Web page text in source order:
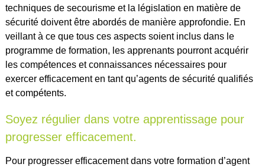
techniques de secourisme et la législation en matière de
sécurité doivent être abordés de manière approfondie. En
veillant à ce que tous ces aspects soient inclus dans le
programme de formation, les apprenants pourront acquérir
les compétences et connaissances nécessaires pour
exercer efficacement en tant qu’agents de sécurité qualifiés
et compétents.
Soyez régulier dans votre apprentissage pour
progresser efficacement.
Pour progresser efficacement dans votre formation d’agent